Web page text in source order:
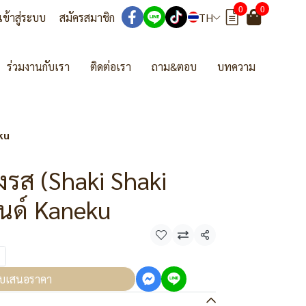
เข้าสู่ระบบ สมัครสมาชิก TH
0 0
ร่วมงานกับเรา ติดต่อเรา ถาม&ตอบ บทความ
ส (Shaki Shaki
ด์ Kaneku
แชร์
เสนอราคา